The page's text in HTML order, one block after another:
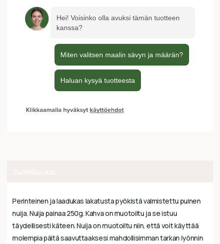
Perinteinen ja laadukas lakatusta pyökistä valmistettu puinen
nuija. Nuija painaa 250g. Kahva on muotoiltu ja se istuu
täydellisesti käteen. Nuija on muotoiltu niin, että voit käyttää
molempia päitä saavuttaaksesi mahdollisimman tarkan lyönnin